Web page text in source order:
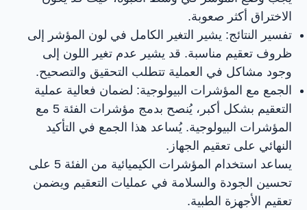
الاختراق أكثر صعوبة.
تفسير النتائج: يشير التغير الكامل في لون المؤشر إلى
ظروف تعقيم مناسبة. قد يشير عدم تغير اللون إلى
وجود مشاكل في العملية تتطلب التحقيق والتصحيح.
الجمع مع المؤشرات البيولوجية: لضمان فعالية عملية
التعقيم بشكل أكبر، يُنصح بدمج مؤشرات الفئة 5 مع
المؤشرات البيولوجية. يُساعد هذا الجمع في التأكيد
النهائي على تعقيم الجهاز.
يساعد استخدام المؤشرات الكيميائية من الفئة 5 على
تحسين الجودة والسلامة في عمليات التعقيم ويضمن
تعقيم الأجهزة الطبية.
تجارة: ۰۹۱۲۶۶۱۹۰۷۴
العنوان: كرج، مهدشت، مدينة مهدشت
الصناعية
الوصول السريع
بیت
منتجات